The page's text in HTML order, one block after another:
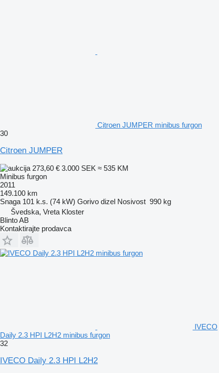
Citroen JUMPER minibus furgon
30
Citroen JUMPER
273,60 € 3.000 SEK ≈ 535 KM
Minibus furgon
2011
149.100 km
Snaga 101 k.s. (74 kW) Gorivo dizel Nosivost 990 kg
Švedska, Vreta Kloster
Blinto AB
Kontaktirajte prodavca
IVECO
Daily 2.3 HPI L2H2 minibus furgon
32
IVECO Daily 2.3 HPI L2H2